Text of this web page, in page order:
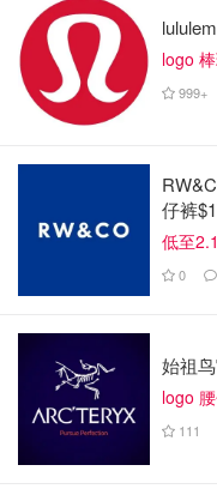
园位于河滨大道
Road) 交叉口以北 0.5
（417 号公路）直接
(Riverside South EXIT)
骑行
Tim Hortons 渥太华龙
日期间提供免费无人
受节日的乐趣，一边
公共交通
请查看OC Transpo时
的服务。
距离 Mooney's Bay 站
logo
999+
仔裤
低至
0
始祖
logo
111